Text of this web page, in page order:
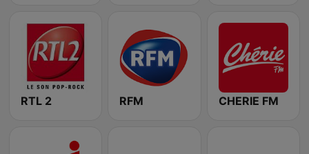
RTL 2 RFM CHERIE FM